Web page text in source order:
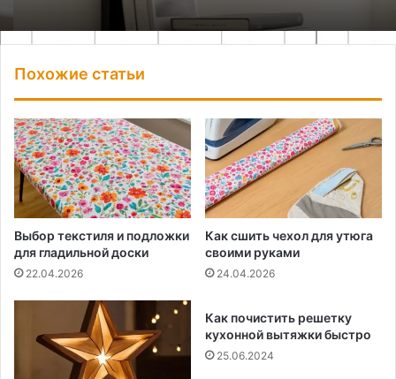
Похожие статьи
Выбор текстиля и подложки
для гладильной доски
22.04.2026
Как сшить чехол для утюга
своими руками
24.04.2026
Как почистить решетку
кухонной вытяжки быстро
25.06.2024